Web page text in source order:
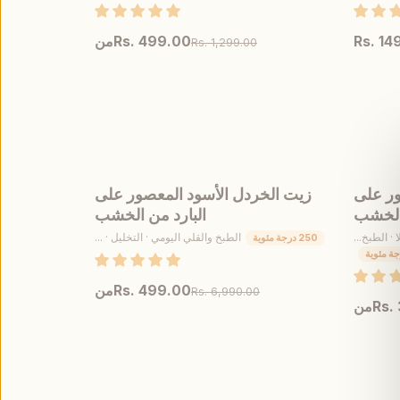
منRs. 499.00Rs. 1,299.00 Rs.
أُوكَازيُون
زيت الخردل الأسود المعصور على
البارد من الخشب
الطبخ والقلي اليومي · التخليل · ... 250 درجة مئوية
منRs. 499.00Rs. 6,990.00
على
الخشب
· الطبخ...
منRs.